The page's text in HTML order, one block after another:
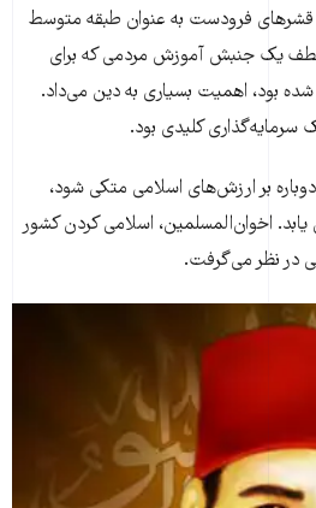
قشرهای فرودست به عنوان طبقه متوسط
لطف یک جنبش آموزش مردمی که برای
بود، اهمیت بسیاری به دین می‌داد.
سرمایه‌گذاری کلیدی بود.
بر ارزش‌‌های اسلامی متکی شود،
یابد. اخوان‌المسلمین، اسلامی کردن کشور
در نظر می‌گرفت.